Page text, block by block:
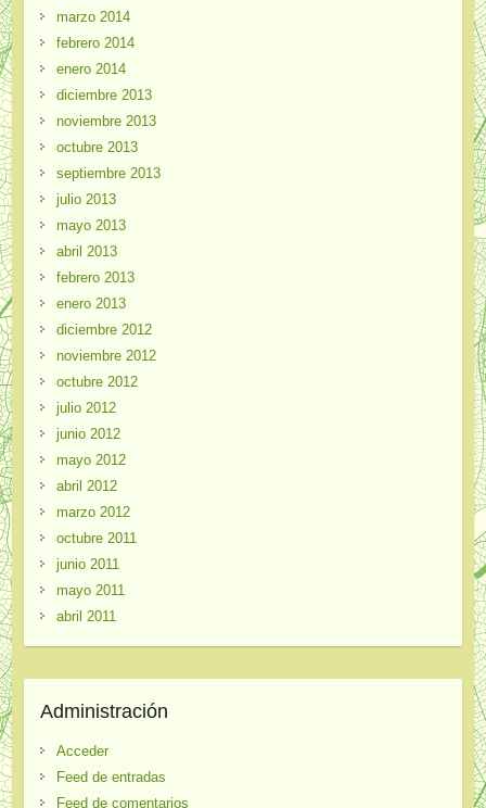
marzo 2014
febrero 2014
enero 2014
diciembre 2013
noviembre 2013
octubre 2013
septiembre 2013
julio 2013
mayo 2013
abril 2013
febrero 2013
enero 2013
diciembre 2012
noviembre 2012
octubre 2012
julio 2012
junio 2012
mayo 2012
abril 2012
marzo 2012
octubre 2011
junio 2011
mayo 2011
abril 2011
Administración
Acceder
Feed de entradas
Feed de comentarios